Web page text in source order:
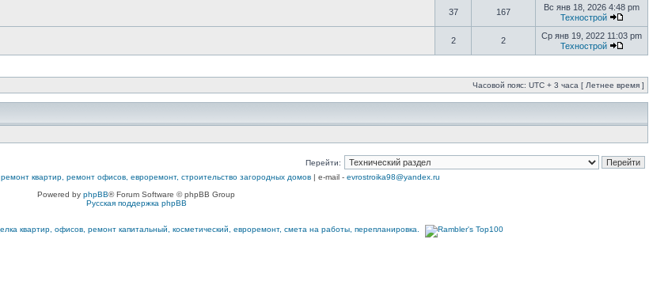
37 167
Вс янв 18, 2026 4:48 pm
Технострой
2 2
Ср янв 19, 2022 11:03 pm
Технострой
Часовой пояс: UTC + 3 часа [ Летнее время ]
Перейти:
ремонт квартир, ремонт офисов, евроремонт, строительство загородных домов | e-mail - evrostroika98@yandex.ru
Powered by phpBB® Forum Software © phpBB Group
Русская поддержка phpBB